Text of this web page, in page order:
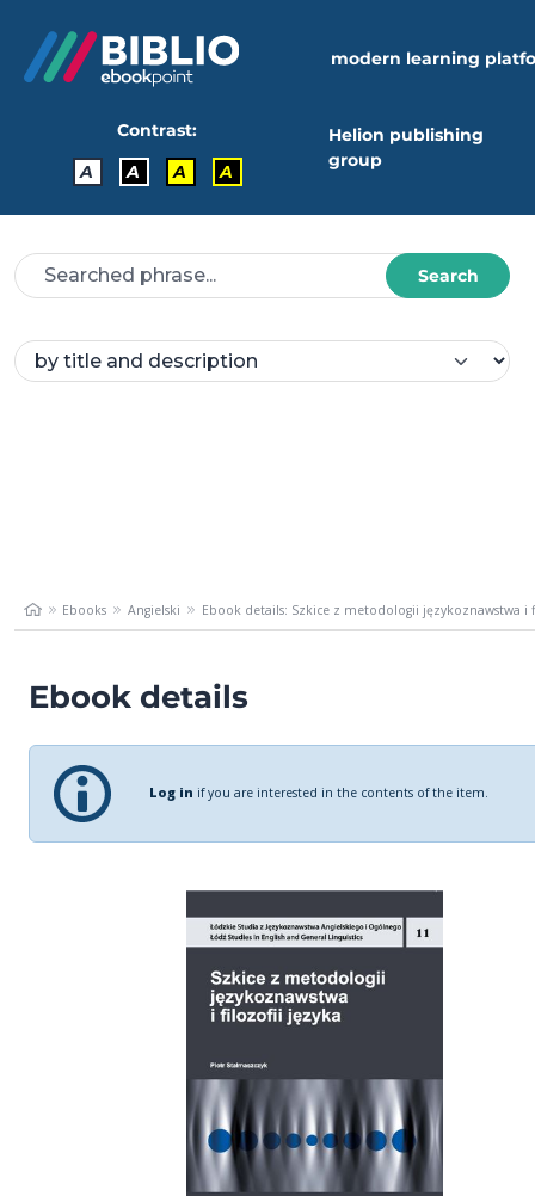
modern learning
Contrast:
A
A A A
Helion publishing
group
Search
Ebooks Angielski Ebook details: Szkice z metodologii językoznawstwa i
Ebook details
Log in if you are interested in the contents of the item.